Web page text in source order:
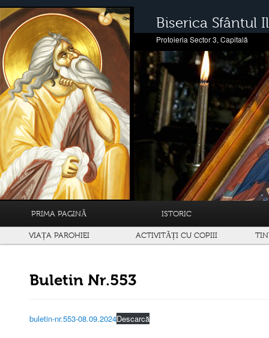
Biserica Sfântul
Protoieria Sector 3, Capitală
PRIMA PAGINĂ ISTORIC
VIAȚA PAROHIEI ACTIVITĂȚI CU COPIII
Buletin Nr.553
buletin-nr.553-08.09.2024Descarcă